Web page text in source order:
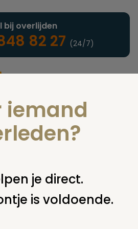
uitvaartonderneming
bij overlijden
82 27 (24/7)
begraven grafsteen /
grafmonument
iemand
je direct.
is voldoende.